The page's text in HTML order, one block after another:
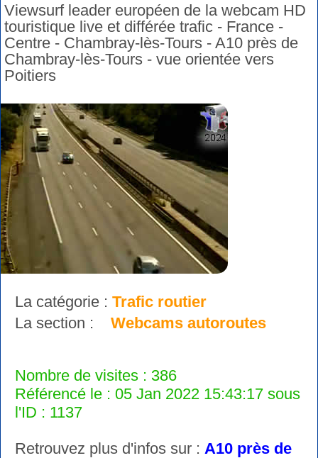
Viewsurf leader européen de la webcam HD
touristique live et différée trafic - France -
Centre - Chambray-lès-Tours - A10 près de
Chambray-lès-Tours - vue orientée vers
Poitiers
La catégorie : Trafic routier
La section : Webcams autoroutes
Nombre de visites : 386
Référencé le : 05 Jan 2022 15:43:17 sous
l'ID : 1137
Retrouvez plus d'infos sur : A10 près de